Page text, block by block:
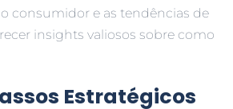
consumidor e as tendências de
insights valiosos sobre como
Estratégicos